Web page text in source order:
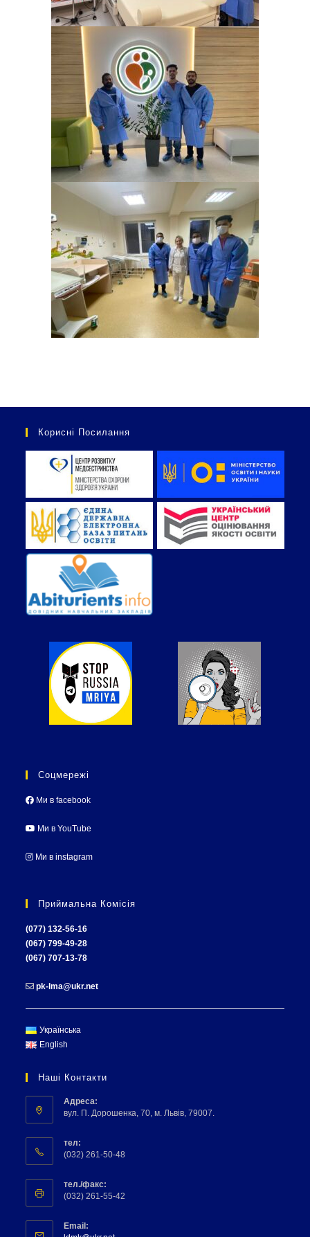
Корисні Посилання
Соцмережі
Ми в facebook
Ми в YouTube
Ми в instagram
Приймальна Комісія
(077) 132-56-16
(067) 799-49-28
(067) 707-13-78
pk-lma@ukr.net
Українська
English
Наші Контакти
Адреса:
вул. П. Дорошенка, 70, м. Львів, 79007.
тел:
(032) 261-50-48
тел./факс:
(032) 261-55-42
Email: